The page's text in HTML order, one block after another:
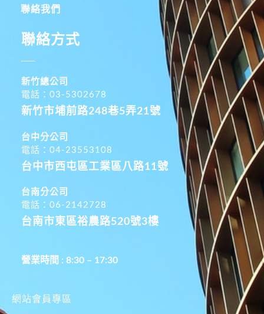
聯絡我們
聯絡方式
新竹總公司
電話：03-5302678
新竹市埔前路248巷5弄21號
台中分公司
電話：04-23553108
台中市西屯區工業區八路11號
台南分公司
電話：06-2142728
台南市東區裕農路520號3樓
營業時間 : 8:30 – 17:30
網站會員專區